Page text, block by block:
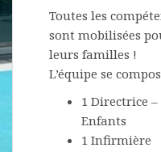
Toutes les
sont mobilisées
leurs familles !
L’équipe se
1 Directrice –
Enfants
1 Infirmière